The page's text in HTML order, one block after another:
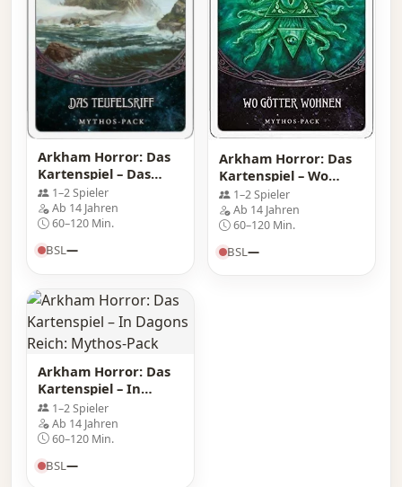
Arkham Horror: Das
Kartenspiel – Das
Teufelsriff: Mythos-
Pack
1–2 Spieler
Ab 14 Jahren
60–120 Min.
BSL—
Arkham Horror: Das
Kartenspiel – Wo
Götter wohnen:
Mythos-Pack
1–2 Spieler
Ab 14 Jahren
60–120 Min.
BSL—
Arkham Horror: Das
Kartenspiel – In
Dagons Reich:
Mythos-Pack
1–2 Spieler
Ab 14 Jahren
60–120 Min.
BSL—